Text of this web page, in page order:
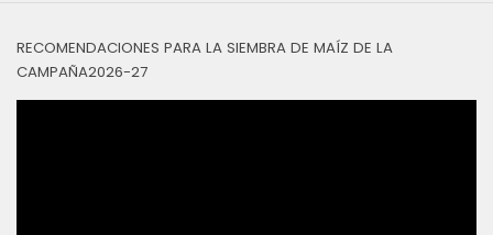
RECOMENDACIONES PARA LA SIEMBRA DE MAÍZ DE LA
CAMPAÑA2026-27